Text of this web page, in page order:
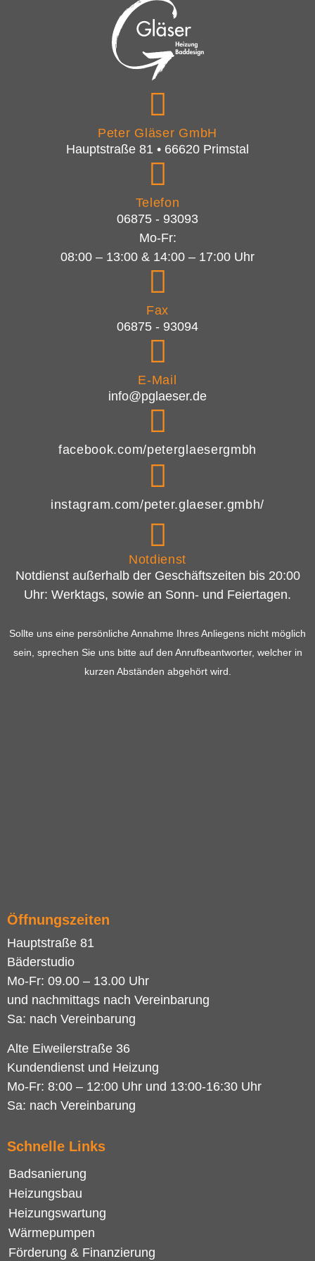
Peter Gläser GmbH
Hauptstraße 81 • 66620 Primstal
Telefon
06875 - 93093
Mo-Fr:
08:00 – 13:00 & 14:00 – 17:00 Uhr
Fax
06875 - 93094
E-Mail
info@pglaeser.de
facebook.com/peterglaesergmbh
instagram.com/peter.glaeser.gmbh/
Notdienst
Notdienst außerhalb der Geschäftszeiten bis 20:00
Uhr: Werktags, sowie an Sonn- und Feiertagen.
Sollte uns eine persönliche Annahme Ihres Anliegens nicht möglich
sein, sprechen Sie uns bitte auf den Anrufbeantworter, welcher in
kurzen Abständen abgehört wird.
Öffnungszeiten
Hauptstraße 81
Bäderstudio
Mo-Fr: 09.00 – 13.00 Uhr
und nachmittags nach Vereinbarung
Sa: nach Vereinbarung
Alte Eiweilerstraße 36
Kundendienst und Heizung
Mo-Fr: 8:00 – 12:00 Uhr und 13:00-16:30 Uhr
Sa: nach Vereinbarung
Schnelle Links
Badsanierung
Heizungsbau
Heizungswartung
Wärmepumpen
Förderung & Finanzierung